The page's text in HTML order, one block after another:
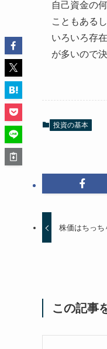
自己資金の
こともある
いろいろ存
が多いので
投資の基本
株価はちっち
この記事